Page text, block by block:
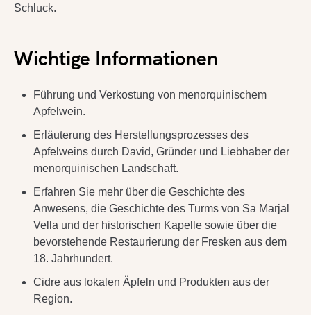
Schluck.
Wichtige Informationen
Führung und Verkostung von menorquinischem
Apfelwein.
Erläuterung des Herstellungsprozesses des
Apfelweins durch David, Gründer und Liebhaber der
menorquinischen Landschaft.
Erfahren Sie mehr über die Geschichte des
Anwesens, die Geschichte des Turms von Sa Marjal
Vella und der historischen Kapelle sowie über die
bevorstehende Restaurierung der Fresken aus dem
18. Jahrhundert.
Cidre aus lokalen Äpfeln und Produkten aus der
Region.